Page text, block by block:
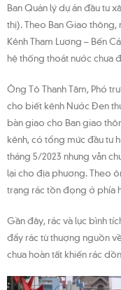
Ban Quản lý dự án đầu tư
thị). Theo Ban Giao
Kênh Tham Lương – Bến
hệ thống thoát nước chưa
Ông Tô Thanh Tâm, Phó
cho biết kênh Nước Đen
bàn giao cho Ban giao
kênh, có tổng mức đầu tư
tháng 5/2023 nhưng vẫn
lại cho địa phương. Theo
trạng rác tồn đọng ở phía
Gần đây, rác và lục bình
đẩy rác từ thượng nguồn
chưa hoàn tất khiến rác